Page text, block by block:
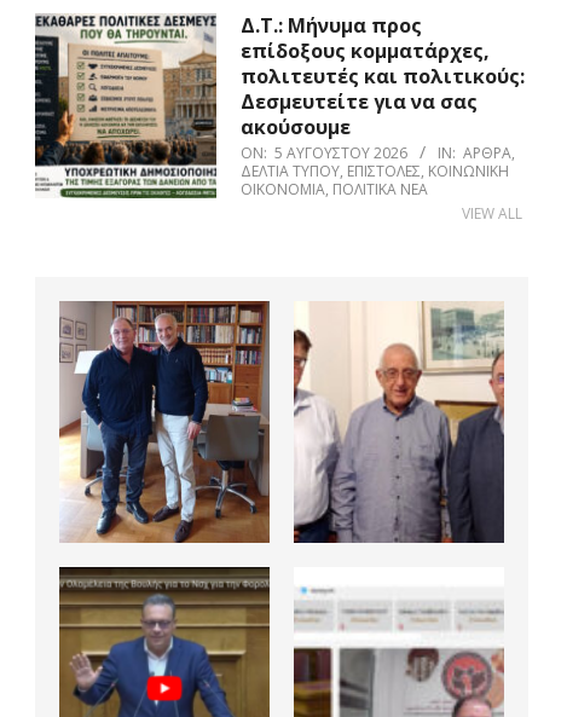
Δ.Τ.: Μήνυμα προς
επίδοξους κομματάρχες,
πολιτευτές και πολιτικούς:
Δεσμευτείτε για να σας
ακούσουμε
ON: 5 ΑΥΓΟΎΣΤΟΥ 2026 IN: ΆΡΘΡΑ,
ΔΕΛΤΊΑ ΤΎΠΟΥ, ΕΠΙΣΤΟΛΈΣ, ΚΟΙΝΩΝΙΚΉ
ΟΙΚΟΝΟΜΊΑ, ΠΟΛΙΤΙΚΆ ΝΈΑ
VIEW ALL